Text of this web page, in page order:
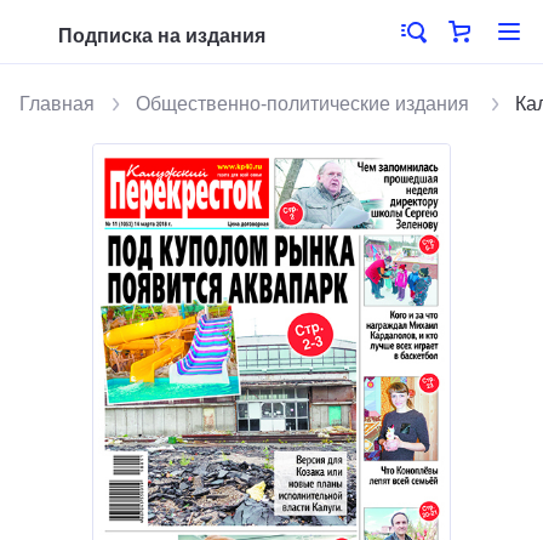
Подписка на издания
Главная Общественно-политические издания